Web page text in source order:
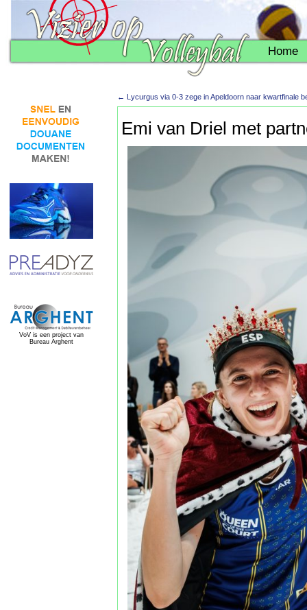
Home
VoV is een project van
Bureau Arghent
← Lycurgus via 0-3 zege in Apeldoorn naar kwartfinale
Emi van Driel met